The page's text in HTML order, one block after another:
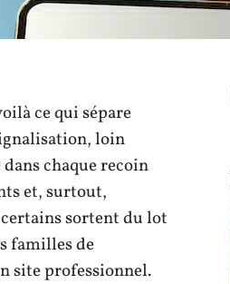
ce qui sépare
loin
chaque recoin
et, surtout,
sortent du lot
familles de
site professionnel.